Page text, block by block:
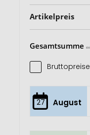
Artikelpreis
Gesamtsumme
Bruttopreise
27 August